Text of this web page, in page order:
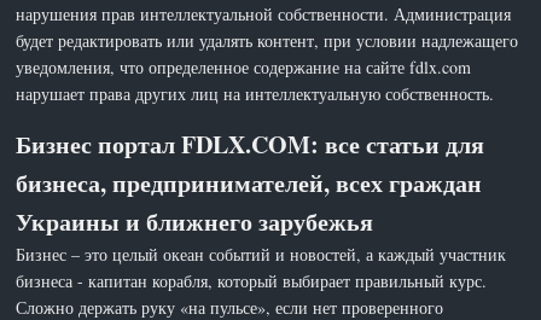
нарушения прав интеллектуальной собственности. Администрация
будет редактировать или удалять контент, при условии надлежащего
уведомления, что определенное содержание на сайте fdlx.com
нарушает права других лиц на интеллектуальную собственность.
Бизнес портал FDLX.COM: все статьи для
бизнеса, предпринимателей, всех граждан
Украины и ближнего зарубежья
Бизнес – это целый океан событий и новостей, а каждый участник
бизнеса - капитан корабля, который выбирает правильный курс.
Сложно держать руку «на пульсе», если нет проверенного